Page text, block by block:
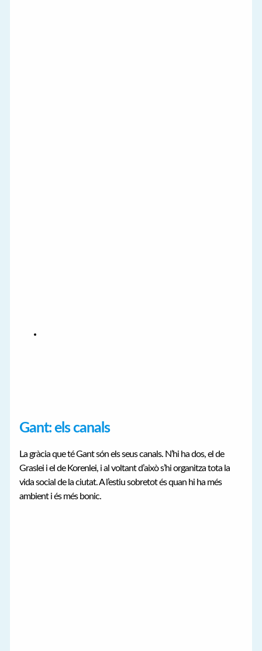
Gant: els canals
La gràcia que té Gant són els seus canals. N’hi ha dos, el de
Graslei i el de Korenlei, i al voltant d’això s’hi organitza tota la
vida social de la ciutat. A l’estiu sobretot és quan hi ha més
ambient i és més bonic.